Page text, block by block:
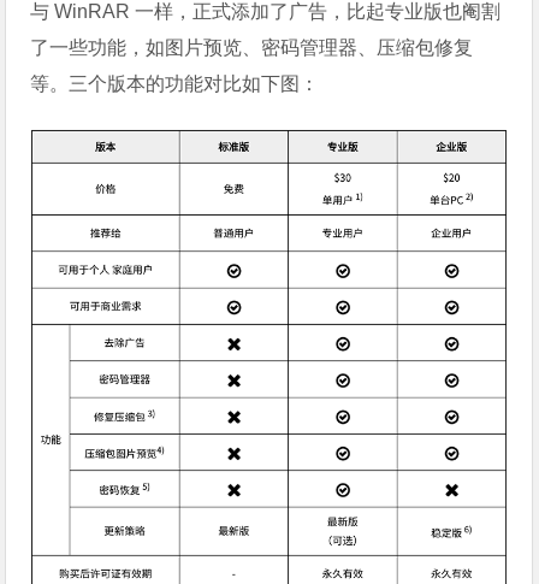
与 WinRAR 一样，正式添加了广告，比起专业版也阉割
了一些功能，如图片预览、密码管理器、压缩包修复
等。三个版本的功能对比如下图：